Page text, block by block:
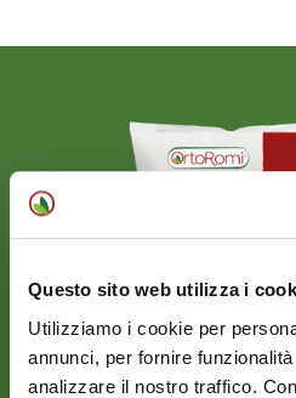
Questo sito web utilizza i
Utilizziamo i cookie per
annunci, per fornire
analizzare il nostro traffico.